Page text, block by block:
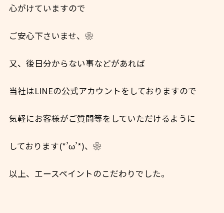
心がけていますので
ご安心下さいませ、❀
又、後日分からない事などがあれば
当社はLINEの公式アカウントをしておりますので
気軽にお客様がご質問等をしていただけるように
しております(*’ω’*)、❀
以上、エースペイントのこだわりでした。